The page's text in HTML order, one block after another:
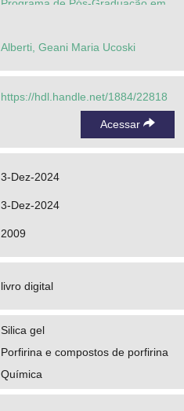
Programa de Pós-Graduação em
Alberti, Geani Maria Ucoski
https://hdl.handle.net/1884/22818
Acessar
3-Dez-2024
3-Dez-2024
2009
livro digital
Silica gel
Porfirina e compostos de porfirina
Química